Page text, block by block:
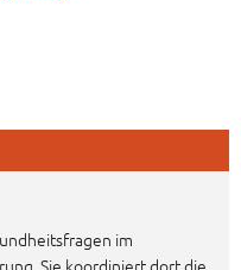
im
Sie koordiniert dort die